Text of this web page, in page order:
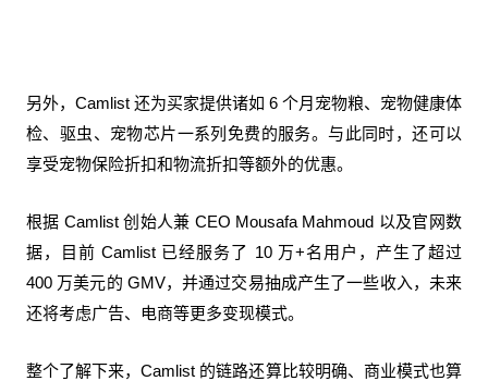
另外，Camlist 还为买家提供诸如 6 个月宠物粮、宠物健康体
检、驱虫、宠物芯片一系列免费的服务。与此同时，还可以
享受宠物保险折扣和物流折扣等额外的优惠。
根据 Camlist 创始人兼 CEO Mousafa Mahmoud 以及官网数
据，目前 Camlist 已经服务了 10 万+名用户，产生了超过
400 万美元的 GMV，并通过交易抽成产生了一些收入，未来
还将考虑广告、电商等更多变现模式。
整个了解下来，Camlist 的链路还算比较明确、商业模式也算